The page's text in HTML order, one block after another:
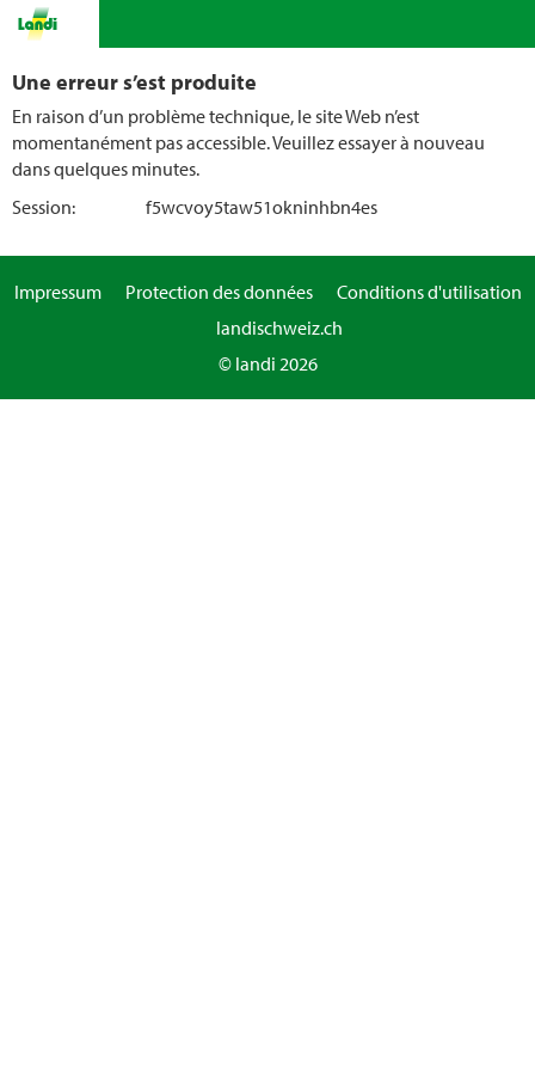
Une erreur s’est produite
En raison d’un problème technique, le site Web n’est
momentanément pas accessible. Veuillez essayer à nouveau
dans quelques minutes.
Session:
f5wcvoy5taw51okninhbn4es
Impressum Protection des données
Conditions d'utilisation
landischweiz.ch
© landi 2026